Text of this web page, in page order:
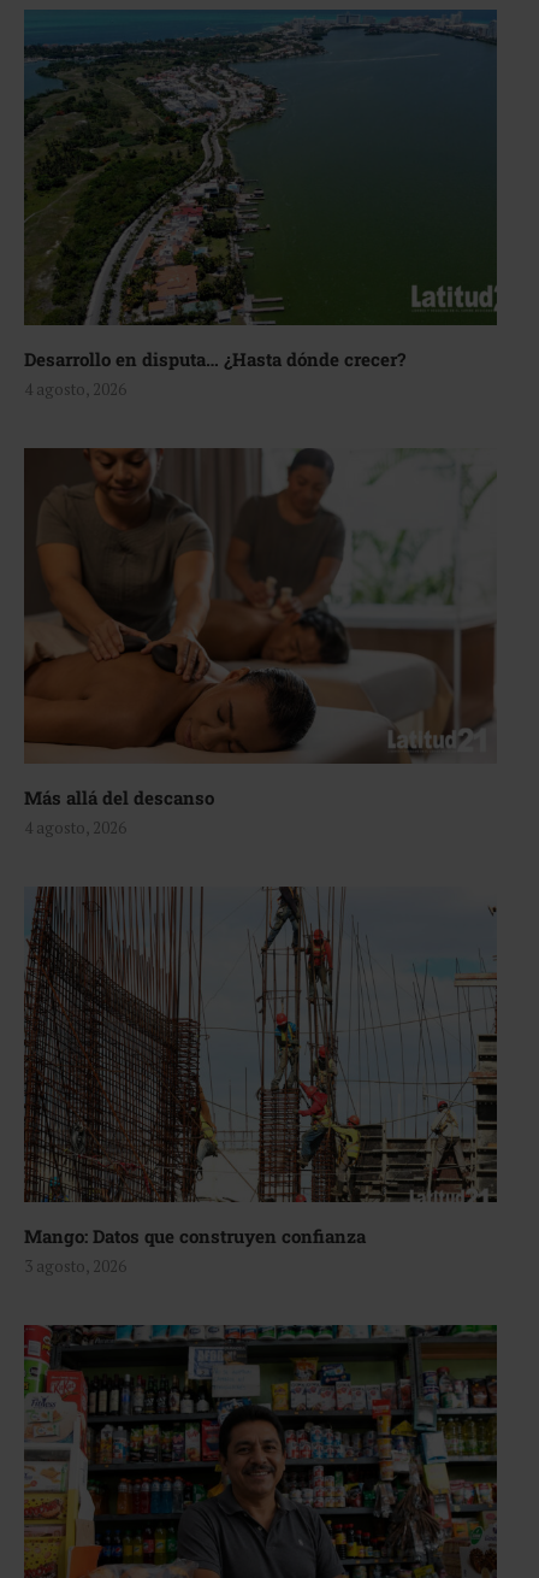
Desarrollo en disputa… ¿Hasta dónde crecer?
4 agosto, 2026
Más allá del descanso
4 agosto, 2026
Mango: Datos que construyen confianza
3 agosto, 2026